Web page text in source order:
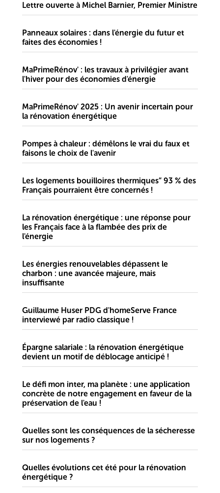
Lettre ouverte à Michel Barnier, Premier Ministre
Panneaux solaires : dans l'énergie du futur et
faites des économies !
MaPrimeRénov' : les travaux à privilégier avant
l'hiver pour des économies d'énergie
MaPrimeRénov' 2025 : Un avenir incertain pour
la rénovation énergétique
Pompes à chaleur : démêlons le vrai du faux et
faisons le choix de l'avenir
Les logements bouilloires thermiques” 93 % des
Français pourraient être concernés !
La rénovation énergétique : une réponse pour
les Français face à la flambée des prix de
l'énergie
Les énergies renouvelables dépassent le
charbon : une avancée majeure, mais
insuffisante
Guillaume Huser PDG d'homeServe France
interviewé par radio classique !
Épargne salariale : la rénovation énergétique
devient un motif de déblocage anticipé !
Le défi mon inter, ma planète : une application
concrète de notre engagement en faveur de la
préservation de l'eau !
Quelles sont les conséquences de la sécheresse
sur nos logements ?
Quelles évolutions cet été pour la rénovation
énergétique ?